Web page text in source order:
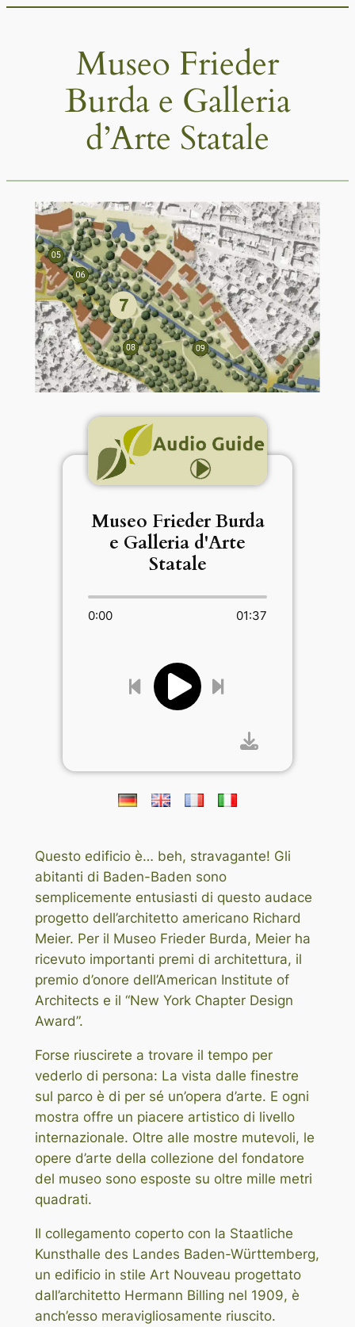
Museo Frieder
Burda e Galleria
d’Arte Statale
Museo Frieder Burda
e Galleria d'Arte
Statale
0:00 01:37
Questo edificio è… beh, stravagante! Gli
abitanti di Baden-Baden sono
semplicemente entusiasti di questo audace
progetto dell’architetto americano Richard
Meier. Per il Museo Frieder Burda, Meier ha
ricevuto importanti premi di architettura, il
premio d’onore dell’American Institute of
Architects e il “New York Chapter Design
Award”.
Forse riuscirete a trovare il tempo per
vederlo di persona: La vista dalle finestre
sul parco è di per sé un’opera d’arte. E ogni
mostra offre un piacere artistico di livello
internazionale. Oltre alle mostre mutevoli, le
opere d’arte della collezione del fondatore
del museo sono esposte su oltre mille metri
quadrati.
Il collegamento coperto con la Staatliche
Kunsthalle des Landes Baden-Württemberg,
un edificio in stile Art Nouveau progettato
dall’architetto Hermann Billing nel 1909, è
anch’esso meravigliosamente riuscito.